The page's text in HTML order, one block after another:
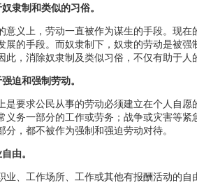
隶制和类似的习俗。
义上，劳动一直被作为谋生的手段。现在
展的手段。而奴隶制下，奴隶的劳动是被
此，消除奴隶制及类似习俗，不仅有助于人
迫和强制劳动。
求公民从事的劳动必须建立在个人自愿
义务一部分的工作或劳务；战争或灾害等
分，都不被作为强制和强迫劳动对待。
由。
、工作场所、工作或其他有报酬活动的自